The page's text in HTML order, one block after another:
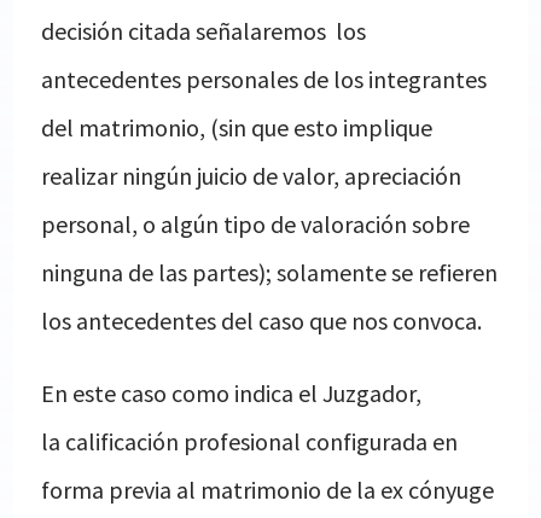
decisión citada señalaremos los
antecedentes personales de los integrantes
del matrimonio, (sin que esto implique
realizar ningún juicio de valor, apreciación
personal, o algún tipo de valoración sobre
ninguna de las partes); solamente se refieren
los antecedentes del caso que nos convoca.
En este caso como indica el Juzgador,
la calificación profesional configurada en
forma previa al matrimonio de la ex cónyuge